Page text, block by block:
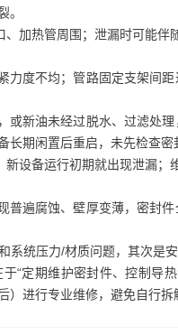
。
加热管周围；泄漏时可能伴
度不均；管路固定支架间
新油未经过脱水、过滤处
期闲置后重启，未先检查密
设备运行初期就出现泄漏；
遍腐蚀、壁厚变薄，密封
系统压力/材质问题，其次是
“定期维护密封件、控制导
进行专业维修，避免自行拆